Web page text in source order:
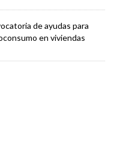
de ayudas para
en viviendas